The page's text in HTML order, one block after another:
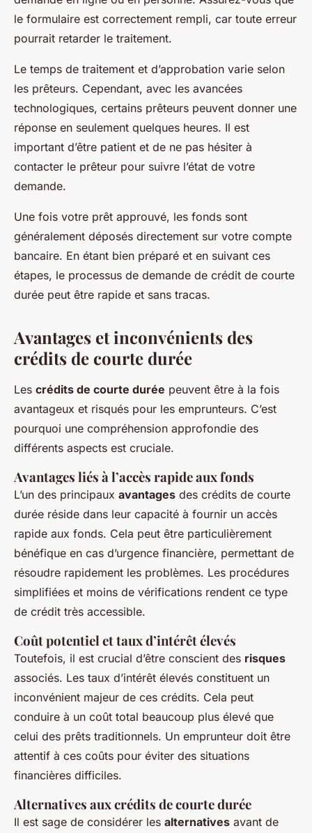
le formulaire est correctement rempli, car toute erreur
pourrait retarder le traitement.
Le temps de traitement et d’approbation varie selon
les prêteurs. Cependant, avec les avancées
technologiques, certains prêteurs peuvent donner une
réponse en seulement quelques heures. Il est
important d’être patient et de ne pas hésiter à
contacter le prêteur pour suivre l’état de votre
demande.
Une fois votre prêt approuvé, les fonds sont
généralement déposés directement sur votre compte
bancaire. En étant bien préparé et en suivant ces
étapes, le processus de demande de crédit de courte
durée peut être rapide et sans tracas.
Avantages et inconvénients des
crédits de courte durée
Les crédits de courte durée peuvent être à la fois
avantageux et risqués pour les emprunteurs. C’est
pourquoi une compréhension approfondie des
différents aspects est cruciale.
Avantages liés à l’accès rapide aux fonds
L’un des principaux avantages des crédits de courte
durée réside dans leur capacité à fournir un accès
rapide aux fonds. Cela peut être particulièrement
bénéfique en cas d’urgence financière, permettant de
résoudre rapidement les problèmes. Les procédures
simplifiées et moins de vérifications rendent ce type
de crédit très accessible.
Coût potentiel et taux d’intérêt élevés
Toutefois, il est crucial d’être conscient des risques
associés. Les taux d’intérêt élevés constituent un
inconvénient majeur de ces crédits. Cela peut
conduire à un coût total beaucoup plus élevé que
celui des prêts traditionnels. Un emprunteur doit être
attentif à ces coûts pour éviter des situations
financières difficiles.
Alternatives aux crédits de courte durée
Il est sage de considérer les alternatives avant de